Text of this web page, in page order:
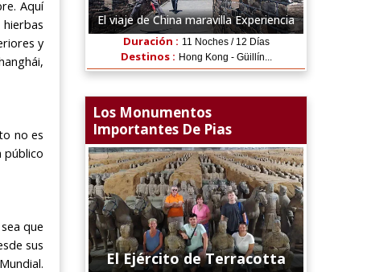
Aquí
y
no es
público
que
sus
El viaje de China maravilla Experiencia
Duración : 11 Noches / 12 Días
Destinos : Hong Kong - Güillín...
Los Monumentos
Importantes De Pias
El Ejército de Terracotta